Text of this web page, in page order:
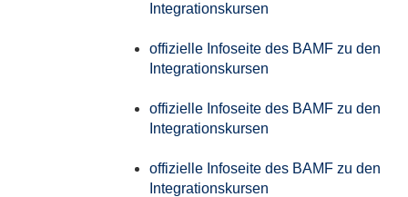
Integrationskursen
offizielle Infoseite des BAMF zu den
Integrationskursen
offizielle Infoseite des BAMF zu den
Integrationskursen
offizielle Infoseite des BAMF zu den
Integrationskursen